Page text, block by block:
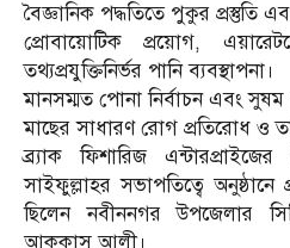
বৈজ্ঞানিক পদ্ধতিতে পুকুর প্রস্তুতি
প্রোবায়োটিক প্রয়োগ,
তথ্যপ্রযুক্তিনির্ভর পানি ব্যবস্থাপনা।
মানসম্মত পোনা নির্বাচন এবং সুষম
মাছের সাধারণ রোগ প্রতিরোধ ও
​ব্র্যাক ফিশারিজ
সাইফুল্লাহর সভাপতিত্বে অনুষ্ঠানে
ছিলেন নবীননগর উপজেলার